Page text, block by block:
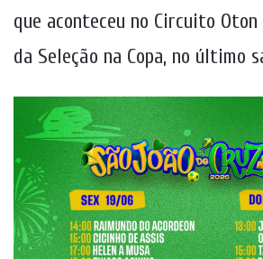
que aconteceu no Circuito
da Seleção na Copa, no último